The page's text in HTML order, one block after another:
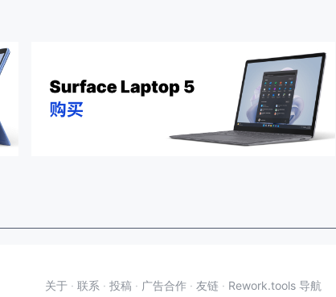
关于 · 联系 · 投稿 · 广告合作 · 友链 · Rework.tools 导航